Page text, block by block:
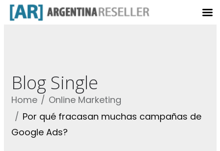
Blog Single
Home
Online Marketing
Por qué fracasan muchas campañas de
Google Ads?